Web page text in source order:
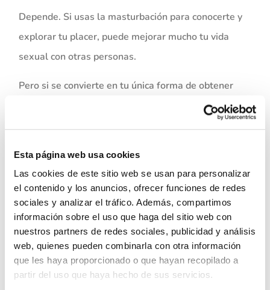
Esta página web usa cookies
Las cookies de este sitio web se usan para personalizar
el contenido y los anuncios, ofrecer funciones de redes
sociales y analizar el tráfico. Además, compartimos
información sobre el uso que haga del sitio web con
nuestros partners de redes sociales, publicidad y análisis
web, quienes pueden combinarla con otra información
que les haya proporcionado o que hayan recopilado a
partir del uso que haya hecho de sus servicios.
Depende. Si usas la masturbación para conocerte y
explorar tu placer, puede mejorar mucho tu vida
sexual con otras personas.
Pero si se convierte en tu única forma de obtener
placer, podría hacer que el sexo con otra persona
Leer más
para qué sirve?
Como todo, se trata de equilibrio y conciencia.
No hay una regla, sólo
escucha tu cuerpo